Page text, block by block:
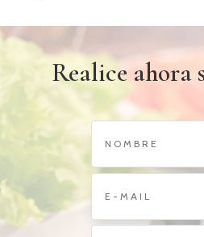
Realice ahora